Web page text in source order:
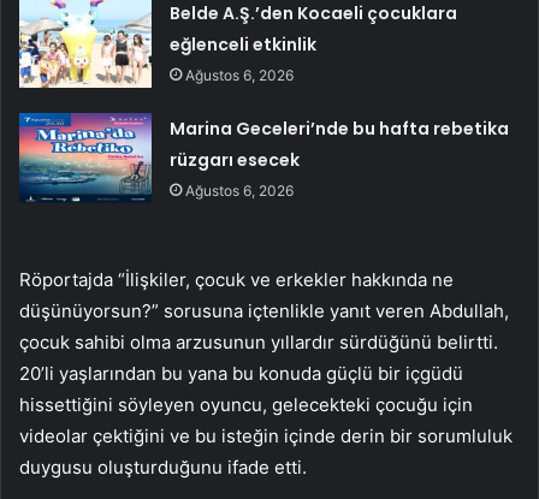
Belde A.Ş.’den Kocaeli çocuklara
eğlenceli etkinlik
Ağustos 6, 2026
Marina Geceleri’nde bu hafta rebetika
rüzgarı esecek
Ağustos 6, 2026
Röportajda “İlişkiler, çocuk ve erkekler hakkında ne
düşünüyorsun?” sorusuna içtenlikle yanıt veren Abdullah,
çocuk sahibi olma arzusunun yıllardır sürdüğünü belirtti.
20’li yaşlarından bu yana bu konuda güçlü bir içgüdü
hissettiğini söyleyen oyuncu, gelecekteki çocuğu için
videolar çektiğini ve bu isteğin içinde derin bir sorumluluk
duygusu oluşturduğunu ifade etti.